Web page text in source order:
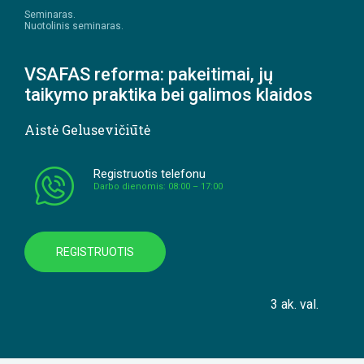
Seminaras.
Nuotolinis seminaras.
VSAFAS reforma: pakeitimai, jų
taikymo praktika bei galimos klaidos
Aistė Gelusevičiūtė
Registruotis telefonu
Darbo dienomis: 08:00 – 17:00
REGISTRUOTIS
3 ak. val.